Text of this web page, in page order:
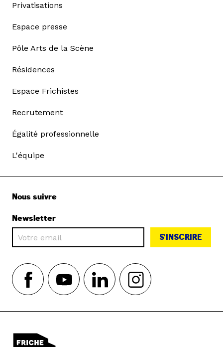
Privatisations
Espace presse
Pôle Arts de la Scène
Résidences
Espace Frichistes
Recrutement
Égalité professionnelle
L'équipe
Nous suivre
Newsletter
S'INSCRIRE